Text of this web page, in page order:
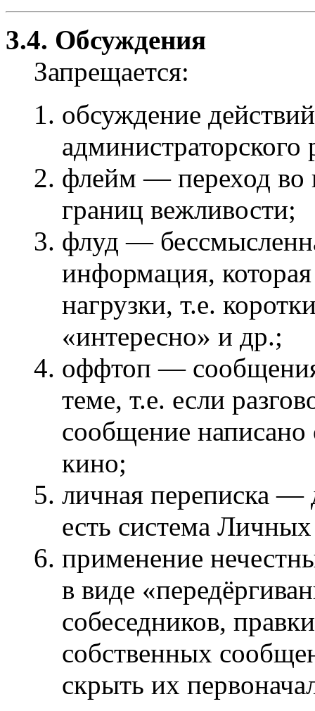
3.4. Обсуждения
Запрещается:
обсуждение
администраторского
флейм — переход во
границ вежливости;
флуд —
информация,
нагрузки, т.е.
«интересно» и др.;
оффтоп — сообщения
теме, т.е. если
сообщение написано
кино;
личная переписка —
есть система
применение
в виде
собеседников,
собственных
скрыть их